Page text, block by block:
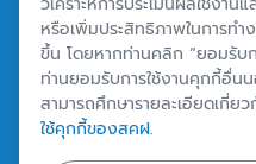
สถาบันคุ้มครองเงินฝาก
อาคารเอสเจ อินฟินิท วัน บิสซิเ
ถนนวิภาวดีรังสิต แขวงจอมพล
หรือเพิ่มประสิทธิภาพในการทำ
ขึ้น โดยหากท่านคลิก “ยอมรับ
ท่านยอมรับการใช้งานคุกกี้อื่น
สามารถศึกษารายละเอียดเกี่ย
ใช้คุกกี้ของสคฝ.